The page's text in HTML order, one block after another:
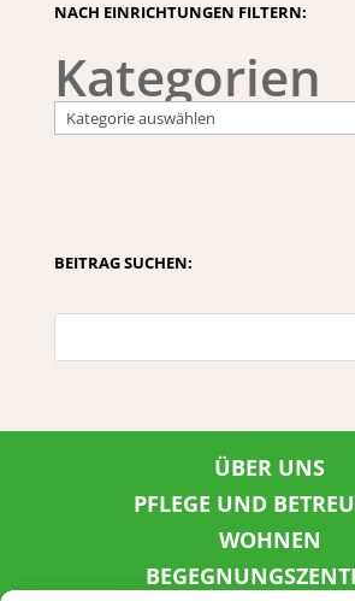
NACH EINRICHTUNGEN FILTERN:
Kategorien
BEITRAG SUCHEN:
ÜBER UNS
PFLEGE UND
WOHNEN